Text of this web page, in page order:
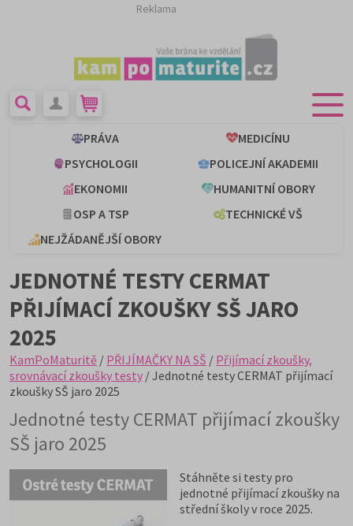
Reklama
PRÁVA
MEDICÍNU
PSYCHOLOGII
POLICEJNÍ AKADEMII
EKONOMII
HUMANITNÍ OBORY
OSP A TSP
TECHNICKÉ VŠ
NEJŽÁDANĚJŠÍ OBORY
JEDNOTNÉ TESTY CERMAT
PŘIJÍMACÍ ZKOUŠKY SŠ JARO
2025
KamPoMaturitě / PŘIJÍMAČKY NA SŠ / Přijímací zkoušky,
srovnávací zkoušky testy / Jednotné testy CERMAT přijímací
zkoušky SŠ jaro 2025
Jednotné testy CERMAT přijímací zkoušky
SŠ jaro 2025
Stáhněte si testy pro
jednotné přijímací zkoušky na
střední školy v roce 2025.